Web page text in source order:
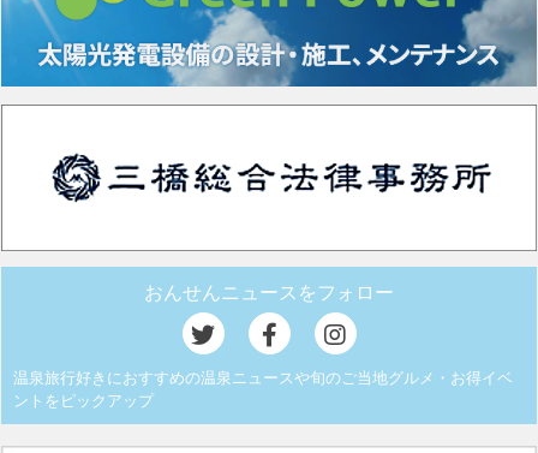
おんせんニュースをフォロー
温泉旅行好きにおすすめの温泉ニュースや旬のご当地グルメ・お得イベ
ントをピックアップ